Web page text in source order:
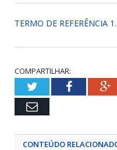
TERMO DE REFERÊNCIA
COMPARTILHAR:
TwitterFacebook
Email
CONTEÚDO